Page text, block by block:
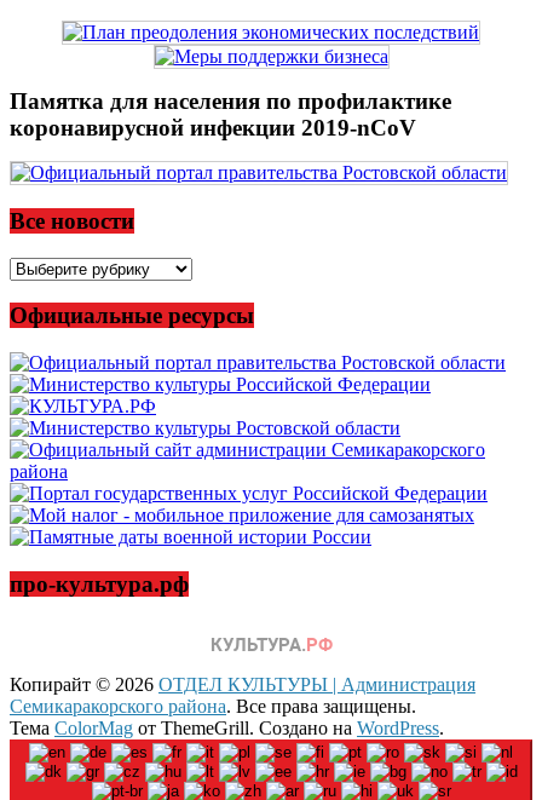
Памятка для населения по профилактике
коронавирусной инфекции 2019-nCoV
Все новости
Все
Официальные ресурсы
про-культура.рф
Копирайт © 2026 ОТДЕЛ КУЛЬТУРЫ | Администрация
Семикаракорского района. Все права защищены.
Тема ColorMag от ThemeGrill. Создано на WordPress.